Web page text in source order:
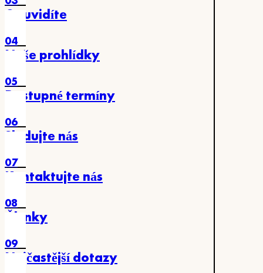
Co uvidíte
04
Naše prohlídky
05
Dostupné termíny
06
Sledujte nás
07
Kontaktujte nás
08
Články
09
Nejčastější dotazy